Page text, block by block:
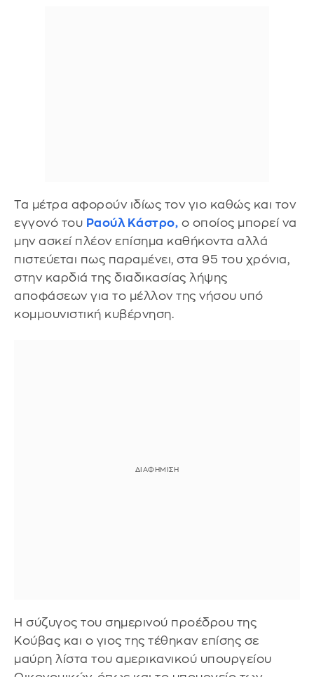
Τα μέτρα αφορούν ιδίως τον γιο καθώς και τον
εγγονό του Ραούλ Κάστρο, ο οποίος μπορεί να
μην ασκεί πλέον επίσημα καθήκοντα αλλά
πιστεύεται πως παραμένει, στα 95 του χρόνια,
στην καρδιά της διαδικασίας λήψης
αποφάσεων για το μέλλον της νήσου υπό
κομμουνιστική κυβέρνηση.
Η σύζυγος του σημερινού προέδρου της
Κούβας και ο γιος της τέθηκαν επίσης σε
μαύρη λίστα του αμερικανικού υπουργείου